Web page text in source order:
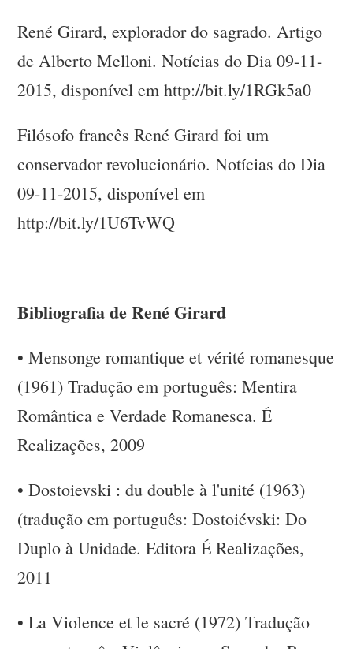
René Girard, explorador do sagrado. Artigo
de Alberto Melloni. Notícias do Dia 09-11-
2015, disponível em http://bit.ly/1RGk5a0
Filósofo francês René Girard foi um
conservador revolucionário. Notícias do Dia
09-11-2015, disponível em
http://bit.ly/1U6TvWQ
Bibliografia de René Girard
• Mensonge romantique et vérité romanesque
(1961) Tradução em português: Mentira
Romântica e Verdade Romanesca. É
Realizações, 2009
• Dostoievski : du double à l'unité (1963)
(tradução em português: Dostoiévski: Do
Duplo à Unidade. Editora É Realizações,
2011
• La Violence et le sacré (1972) Tradução